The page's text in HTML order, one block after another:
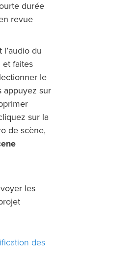
durée
revue
l’audio du
et faites
le
appuyez sur
sur la
de scène,
les
des